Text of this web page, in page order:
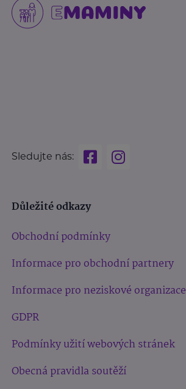
Sledujte nás:
Důležité odkazy
Obchodní podmínky
Informace pro obchodní partnery
Informace pro neziskové organizace
GDPR
Podmínky užití webových stránek
Obecná pravidla soutěží